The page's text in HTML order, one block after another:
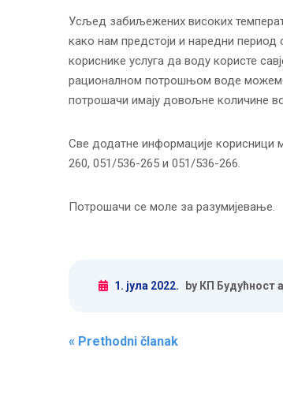
Усљед забиљежених високих
како нам предстоји и наредни период
кориснике услуга да воду користе
рационалном потрошњом воде
потрошачи имају довољне количине
Све додатне информације корисници
260, 051/536-265 и 051/536-266.
Потрошачи се моле за разумијевање.
1. јула 2022. by КП Будућност
Post
« Prethodni članak